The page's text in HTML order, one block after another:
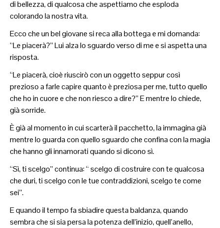
di bellezza, di qualcosa che aspettiamo che esploda
colorando la nostra vita.
Ecco che un bel giovane si reca alla bottega e mi domanda:
“Le piacerà?” Lui alza lo sguardo verso di me e si aspetta una
risposta.
“Le piacerà, cioè riuscirò con un oggetto seppur così
prezioso a farle capire quanto è preziosa per me, tutto quello
che ho in cuore e che non riesco a dire?” E mentre lo chiede,
già sorride.
È già al momento in cui scarterà il pacchetto, la immagina già
mentre lo guarda con quello sguardo che confina con la magia
che hanno gli innamorati quando si dicono sì.
“Sì, ti scelgo” continua: “ scelgo di costruire con te qualcosa
che duri, ti scelgo con le tue contraddizioni, scelgo te come
sei”.
E quando il tempo fa sbiadire questa baldanza, quando
sembra che si sia persa la potenza dell’inizio, quell’anello,